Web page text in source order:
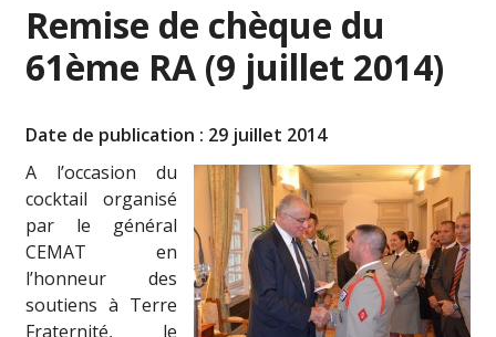
Remise de chèque du
61ème RA (9 juillet 2014)
Date de publication : 29 juillet 2014
A l’occasion du
cocktail organisé
par le général
CEMAT en
l’honneur des
soutiens à Terre
Fraternité, le